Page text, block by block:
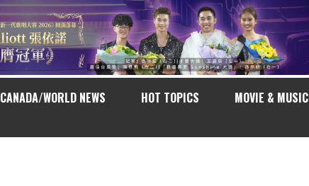
CANADA/WORLD NEWS HOT TOPICS MOVIE & MUSIC